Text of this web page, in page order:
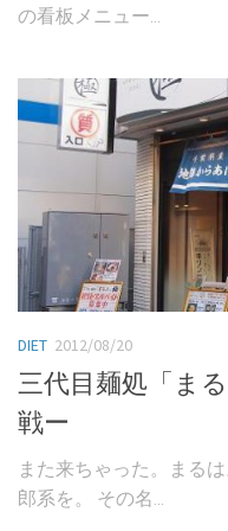
の看板メニュー...
DIET 2012/08/20
三代目麺処「ま
戦ー
また来ちゃった。まる
郎系を。 その名...